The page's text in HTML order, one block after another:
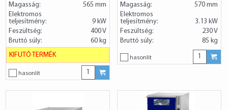
Magasság:
565 mm
Elektromos
teljesítmény:
9 kW
Feszültség:
400 V
Bruttó súly:
60 kg
KIFUTÓ TERMÉK
hasonlít
Magasság:
570 mm
Elektromos
teljesítmény:
3.13 kW
Feszültség:
230 V
Bruttó súly:
85 kg
hasonlít